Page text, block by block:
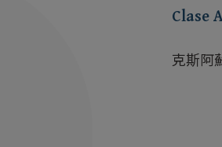
Clase
克斯阿